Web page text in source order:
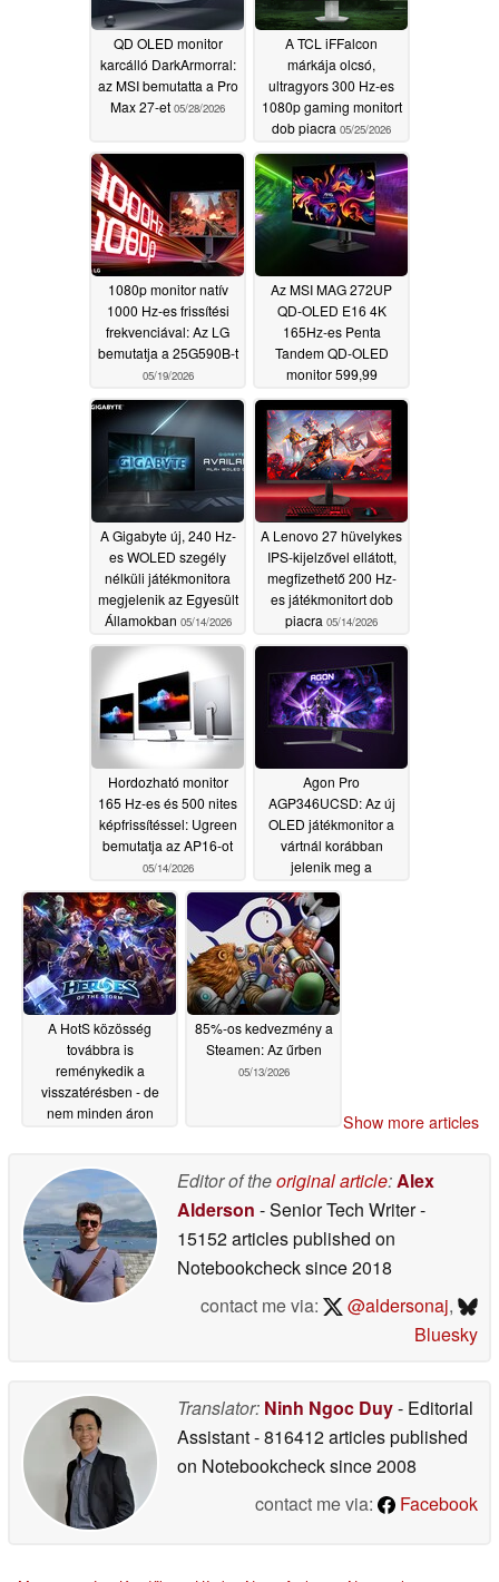
QD OLED monitor
karcálló DarkArmorral:
az MSI bemutatta a Pro
Max 27-et 05/28/2026
A TCL iFFalcon
márkája olcsó,
ultragyors 300 Hz-es
1080p gaming monitort
dob piacra 05/25/2026
1080p monitor natív
1000 Hz-es frissítési
frekvenciával: Az LG
bemutatja a 25G590B-t
05/19/2026
Az MSI MAG 272UP
QD-OLED E16 4K
165Hz-es Penta
Tandem QD-OLED
monitor 599,99
05/19/2026
A Gigabyte új, 240 Hz-
es WOLED szegély
nélküli játékmonitora
megjelenik az Egyesült
Államokban 05/14/2026
A Lenovo 27 hüvelykes
IPS-kijelzővel ellátott,
megfizethető 200 Hz-
es játékmonitort dob
piacra 05/14/2026
Hordozható monitor
165 Hz-es és 500 nites
képfrissítéssel: Ugreen
bemutatja az AP16-ot
05/14/2026
Agon Pro
AGP346UCSD: Az új
OLED játékmonitor a
vártnál korábban
jelenik meg a
05/14/2026
A HotS közösség
továbbra is
reménykedik a
visszatérésben - de
nem minden áron
85%-os kedvezmény a
Steamen: Az űrben
05/13/2026
Show more articles
Editor of theoriginal article:Alex
Alderson - Senior Tech Writer-
15152 articles published on
Notebookchecksince 2018
contact me via:
@aldersonaj,
Bluesky
Translator: Ninh Ngoc Duy- Editorial
Assistant- 816412 articles published
on Notebookchecksince 2008
contact me via:
Facebook